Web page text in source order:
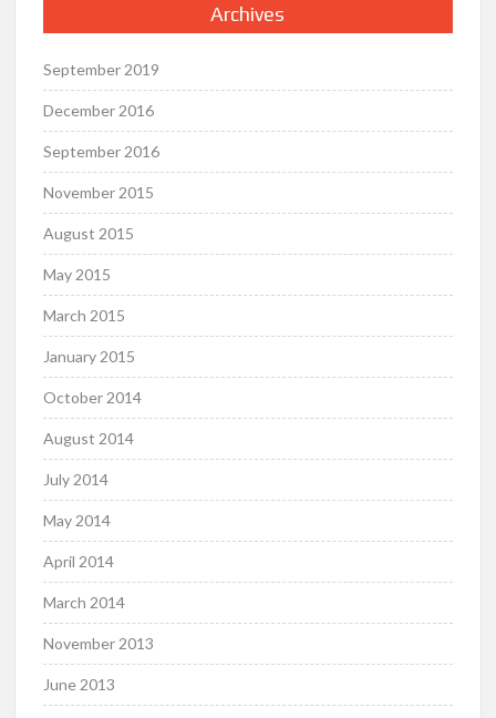
Archives
September 2019
December 2016
September 2016
November 2015
August 2015
May 2015
March 2015
January 2015
October 2014
August 2014
July 2014
May 2014
April 2014
March 2014
November 2013
June 2013